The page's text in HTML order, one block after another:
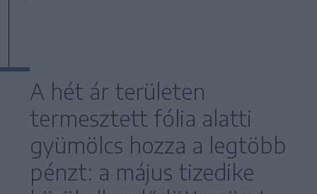
A hét ár területen
termesztett fólia alatti
gyümölcs hozza a legtöbb
pénzt: a május tizedike